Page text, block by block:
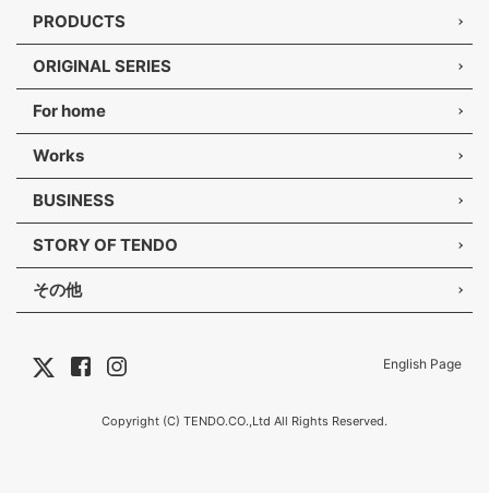
PRODUCTS
ORIGINAL SERIES
For home
Works
BUSINESS
STORY OF TENDO
その他
English Page
Copyright (C) TENDO.CO.,Ltd All Rights Reserved.